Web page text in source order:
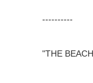
----------
"THE